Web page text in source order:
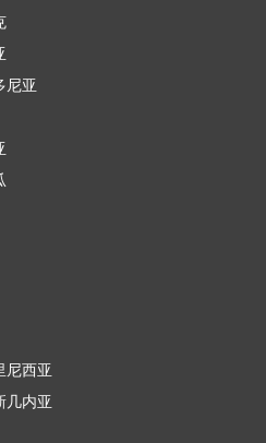
尼亚
尼西亚
几内亚